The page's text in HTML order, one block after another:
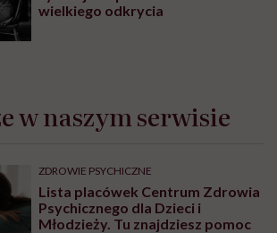
wielkiego odkrycia
w naszym serwisie
ZDROWIE PSYCHICZNE
Lista placówek Centrum Zdrowia
Psychicznego dla Dzieci i
Młodzieży. Tu znajdziesz pomoc